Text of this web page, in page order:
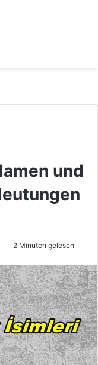
und
2 Minuten gelesen